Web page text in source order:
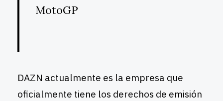
MotoGP
DAZN actualmente es la empresa que
oficialmente tiene los derechos de emisión